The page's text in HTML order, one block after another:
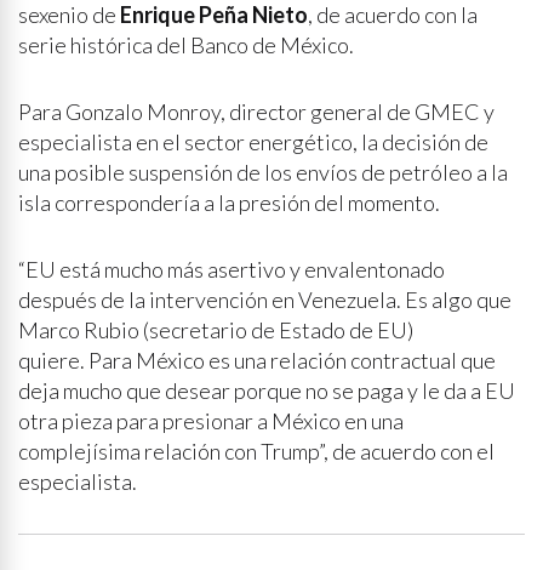
sexenio de Enrique Peña Nieto, de acuerdo con la
serie histórica del Banco de México.
Para Gonzalo Monroy, director general de GMEC y
especialista en el sector energético, la decisión de
una posible suspensión de los envíos de petróleo a la
isla correspondería a la presión del momento.
“EU está mucho más asertivo y envalentonado
después de la intervención en Venezuela. Es algo que
Marco Rubio (secretario de Estado de EU)
quiere. Para México es una relación contractual que
deja mucho que desear porque no se paga y le da a EU
otra pieza para presionar a México en una
complejísima relación con Trump”, de acuerdo con el
especialista.